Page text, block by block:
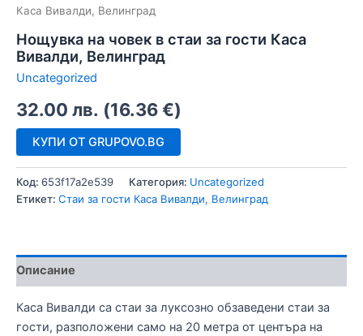
Каса Вивалди, Велинград
Нощувка на човек в стаи за гости Каса
Вивалди, Велинград
Uncategorized
32.00 лв. (16.36€)
КУПИ ОТ GRUPOVO.BG
Код: 653f17a2e539 Категория: Uncategorized
Етикет: Стаи за гости Каса Вивалди, Велинград
Описание
Каса Вивалди са стаи за луксозно обзаведени стаи за
гости, разположени само на 20 метра от центъра на